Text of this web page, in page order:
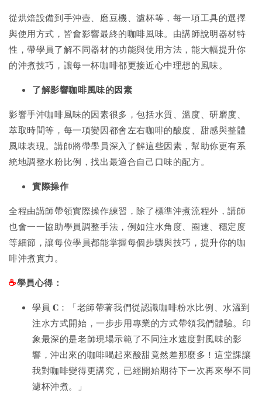
從烘焙設備到手沖壺、磨豆機、濾杯等，每一項工具的選擇
與使用方式，皆會影響最終的咖啡風味。由講師說明器材特
性，帶學員了解不同器材的功能與使用方法，能大幅提升你
的沖煮技巧，讓每一杯咖啡都更接近心中理想的風味。
了解影響咖啡風味的因素
影響手沖咖啡風味的因素很多，包括水質、溫度、研磨度、
萃取時間等，每一項變因都會左右咖啡的酸度、甜感與整體
風味表現。講師將帶學員深入了解這些因素，幫助你更有系
統地調整水粉比例，找出最適合自己口味的配方。
實際操作
全程由講師帶領實際操作練習，除了標準沖煮流程外，講師
也會一一協助學員調整手法，例如注水角度、圈速、穩定度
等細節，讓每位學員都能掌握每個步驟與技巧，提升你的咖
啡沖煮實力。
☕️學員心得：
學員 C：「老師帶著我們從認識咖啡粉水比例、水溫到
注水方式開始，一步步用專業的方式帶領我們體驗。印
象最深的是老師現場示範了不同注水速度對風味的影
響，沖出來的咖啡喝起來酸甜竟然差那麼多！這堂課讓
我對咖啡變得更講究，已經開始期待下一次再來學不同
濾杯沖煮。」